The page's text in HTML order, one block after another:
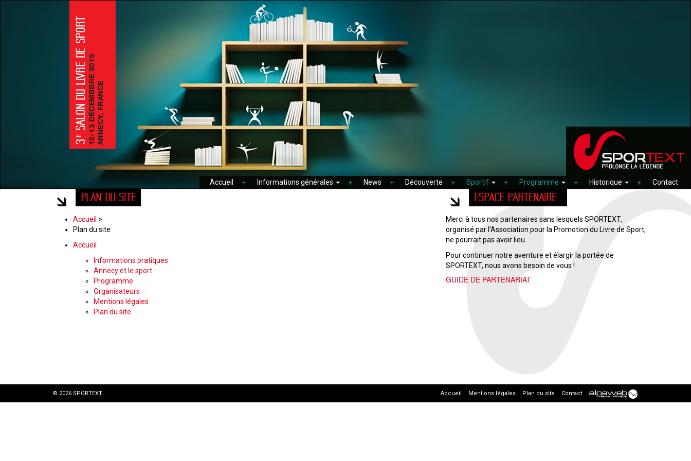
Accueil Informations générales News Découverte Sportif Programme Historique Contact
PLAN DU SITE
Accueil >
Plan du site
Accueil
Informations pratiques
Annecy et le sport
Programme
Organisateurs
Mentions légales
Plan du site
ESPACE PARTENAIRE :
Merci à tous nos partenaires sans lesquels SPORTEXT,
organisé par l'Association pour la Promotion du Livre de Sport,
ne pourrait pas avoir lieu.
Pour continuer notre aventure et élargir la portée de
SPORTEXT, nous avons besoin de vous !
GUIDE DE PARTENARIAT
© 2026 SPORTEXT Accueil Mentions légales Plan du site Contact